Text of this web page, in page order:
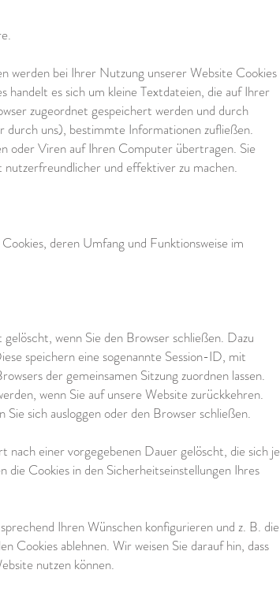
werden bei Ihrer Nutzung unserer Website Cookies
es sich um kleine Textdateien, die auf Ihrer
zugeordnet gespeichert werden und durch
durch uns), bestimmte Informationen zufließen.
oder Viren auf Ihren Computer übertragen. Sie
nutzerfreundlicher und effektiver zu machen.
deren Umfang und Funktionsweise im
wenn Sie den Browser schließen. Dazu
speichern eine sogenannte Session-ID, mit
der gemeinsamen Sitzung zuordnen lassen.
wenn Sie auf unsere Website zurückkehren.
sich ausloggen oder den Browser schließen.
einer vorgegebenen Dauer gelöscht, die sich je
die Cookies in den Sicherheitseinstellungen Ihres
Ihren Wünschen konfigurieren und z. B. die
Cookies ablehnen. Wir weisen Sie darauf hin, dass
nutzen können.